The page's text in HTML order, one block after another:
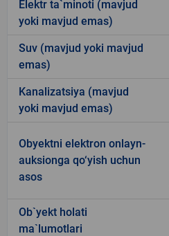
Elektr ta`minoti (mavjud
yoki mavjud emas)
Suv (mavjud yoki mavjud
emas)
Kanalizatsiya (mavjud
yoki mavjud emas)
Obyektni elektron onlayn-
auksionga qo‘yish uchun
asos
Ob`yekt holati
ma`lumotlari